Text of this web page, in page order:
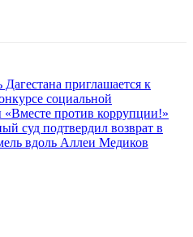
приглашается к
социальной
против коррупции!»
суд подтвердил возврат в
вдоль Аллеи Медиков